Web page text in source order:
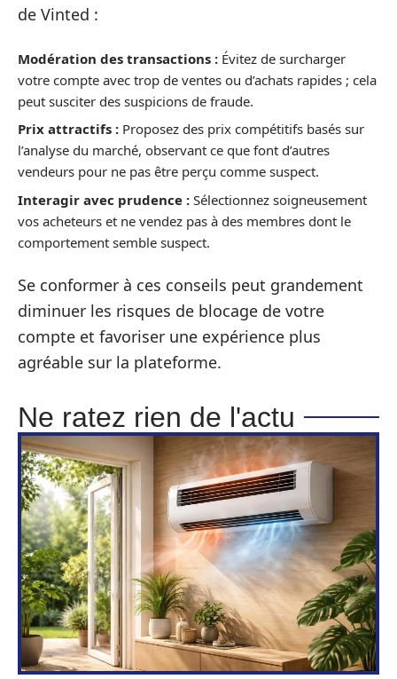
de Vinted :
Modération des transactions : Évitez de surcharger
votre compte avec trop de ventes ou d’achats rapides ; cela
peut susciter des suspicions de fraude.
Prix attractifs : Proposez des prix compétitifs basés sur
l’analyse du marché, observant ce que font d’autres
vendeurs pour ne pas être perçu comme suspect.
Interagir avec prudence : Sélectionnez soigneusement
vos acheteurs et ne vendez pas à des membres dont le
comportement semble suspect.
Se conformer à ces conseils peut grandement
diminuer les risques de blocage de votre
compte et favoriser une expérience plus
agréable sur la plateforme.
Ne ratez rien de l'actu